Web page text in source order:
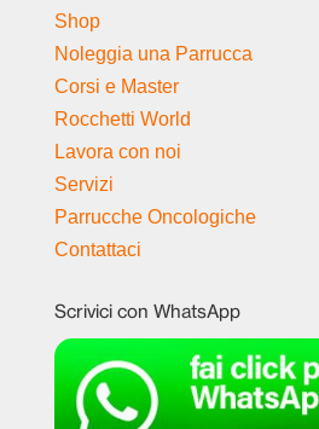
Shop
Noleggia una Parrucca
Corsi e Master
Rocchetti World
Lavora con noi
Servizi
Parrucche Oncologiche
Contattaci
Scrivici con WhatsApp